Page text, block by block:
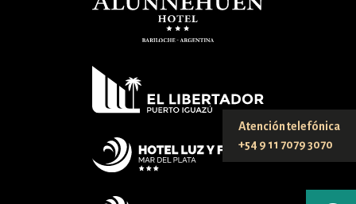
Atención telefónica
+54 9 11 7079 3070